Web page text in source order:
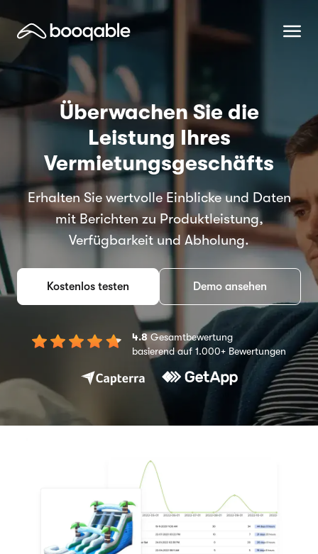
Überwachen Sie die
Leistung Ihres
Vermietungsgeschäfts
Erhalten Sie wertvolle Einblicke und Daten
mit Berichten zu Produktleistung,
Verfügbarkeit und Abholung.
Kostenlos testen Demo ansehen
4.8Gesamtbewertung
basierend auf 1.000+ Bewertungen